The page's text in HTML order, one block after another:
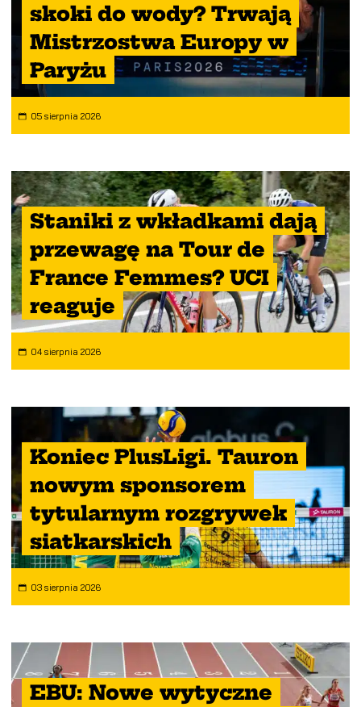
skoki do wody? Trwają
Mistrzostwa Europy w
Paryżu
05 sierpnia 2026
Staniki z wkładkami dają
przewagę na Tour de
France Femmes? UCI
reaguje
04 sierpnia 2026
Koniec PlusLigi. Tauron
nowym sponsorem
tytularnym rozgrywek
siatkarskich
03 sierpnia 2026
EBU: Nowe wytyczne